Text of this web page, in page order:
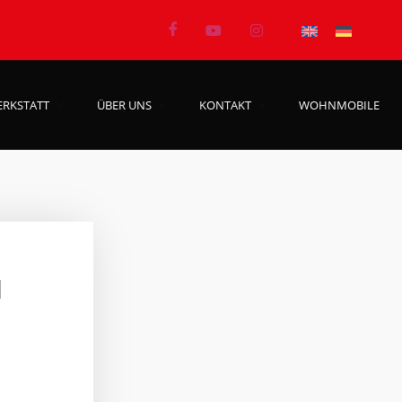
ÜBER UNS KONTAKT WOHNMOBILE